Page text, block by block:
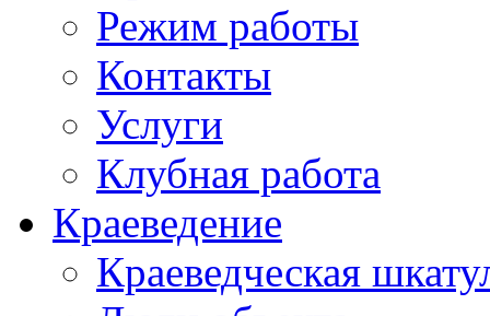
Режим работы
Контакты
Услуги
Клубная работа
Краеведение
Краеведческая